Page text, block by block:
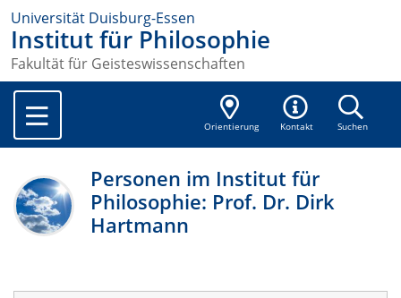
Universität Duisburg-Essen
Institut für Philosophie
Fakultät für Geisteswissenschaften
Orientierung Kontakt Suchen
Personen im Institut für
Philosophie: Prof. Dr. Dirk
Hartmann